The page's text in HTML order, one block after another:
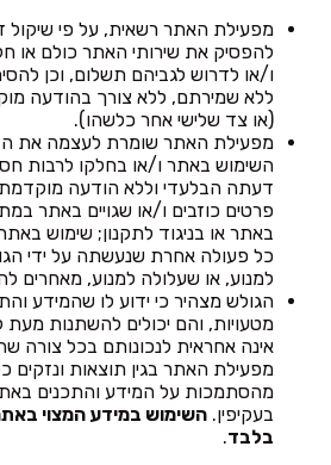
מפעילת האתר רשאית, על פי
להפסיק את שירותי האתר כולם או
ו/או לדרוש לגביהם תשלום, וכן
ללא שמירתם, ללא צורך בהודעה
(או צד שלישי אחר כלשהו).
מפעילת האתר שומרת לעצמה את
דעתה הבלעדי וללא הודעה
פרטים כוזבים ו/או שגויים באתר
באתר או בניגוד לתקנון; שימוש
כל פעולה אחרת שנעשתה על ידי
למנוע, או שעלולה למנוע, מאחרים
הגולש מצהיר כי ידוע לו שהמידע
מטעויות, והם יכולים להשתנות
אינה אחראית לנכונותם בכל צורה
מפעילת האתר בגין תוצאות ונזקים
מהסתמכות על המידע והתכנים
בעקיפין. השימוש במידע המצוי
בלבד.